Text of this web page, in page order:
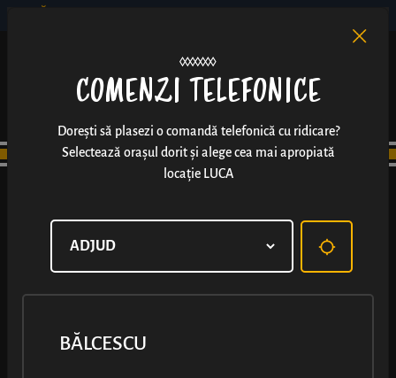
COMENZI TELEFONICE
Dorești să plasezi o comandă telefonică cu ridicare?
Selectează orașul dorit și alege cea mai apropiată
locație LUCA
BĂLCESCU